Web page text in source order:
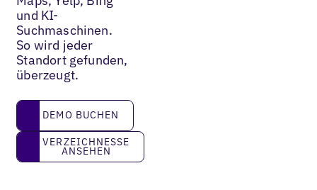
und KI-
Suchmaschinen.
So wird jeder
Standort gefunden,
überzeugt.
DEMO BUCHEN
DEMO BUCHEN
VERZEICHNESSE ANSEHEN
VERZEICHNESSE
ANSEHEN